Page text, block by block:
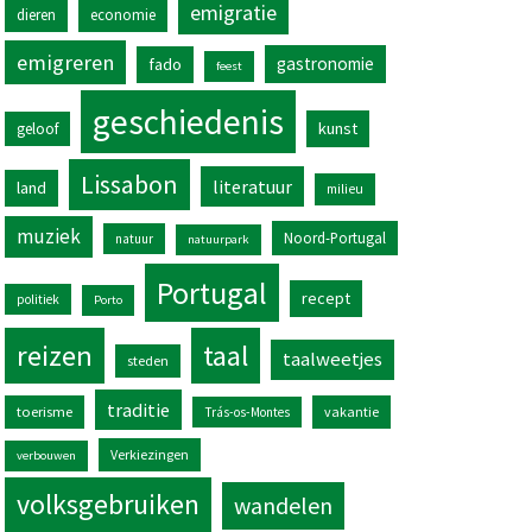
dieren economie
emigratie
emigreren
fado feest gastronomie
geloof geschiedenis kunst
land Lissabon literatuur milieu
muziek natuur natuurpark Noord-Portugal
politiek Porto Portugal recept
reizen steden taal taalweetjes
toerisme traditie Trás-os-Montes vakantie
verbouwen Verkiezingen
volksgebruiken wandelen